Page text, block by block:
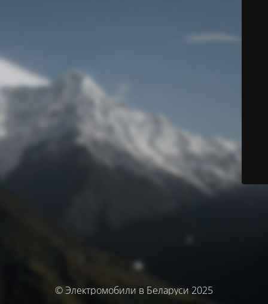
© Электромобили в Беларуси 2025